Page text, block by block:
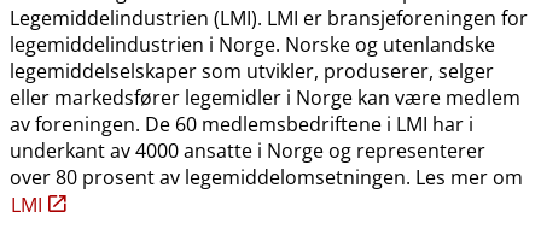
Legemiddelindustrien (LMI). LMI er bransjeforeningen for
legemiddelindustrien i Norge. Norske og utenlandske
legemiddelselskaper som utvikler, produserer, selger
eller markedsfører legemidler i Norge kan være medlem
av foreningen. De 60 medlemsbedriftene i LMI har i
underkant av 4000 ansatte i Norge og representerer
over 80 prosent av legemiddelomsetningen. Les mer om
LMI